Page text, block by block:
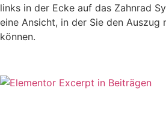
links in der Ecke auf das Zahnrad
eine Ansicht, in der Sie den Auszug
können.